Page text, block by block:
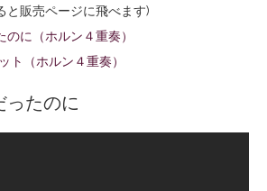
と販売ページに飛べます)
に（ホルン４重奏）
ト（ホルン４重奏）
ったのに